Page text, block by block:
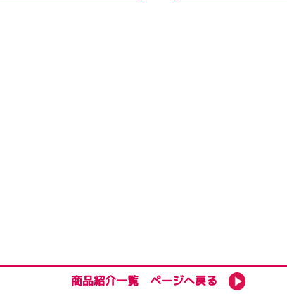
商品紹介一覧 ページへ戻る